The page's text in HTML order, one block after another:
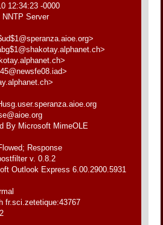
12:34:23 -0000
NNTP Server
By Microsoft MimeOLE
Response
v. 0.8.2
Outlook Express 6.00.2900.5931
fr.sci.zetetique:43767